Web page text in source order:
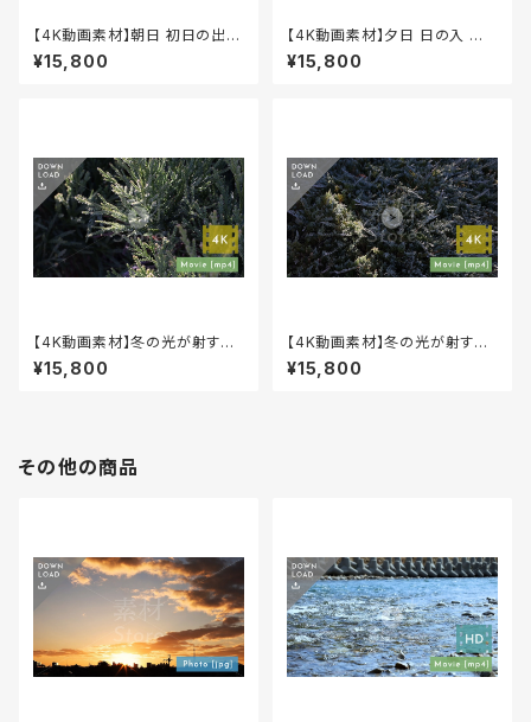
【4K動画素材】朝日 初日の出
早回し動画 自然風景映像 18秒
音声なし 4K-00004
¥15,800
【4K動画素材】夕日 日の入 日
没 自然風景映像 60秒 音声な
し 4K-00003
¥15,800
【4K動画素材】冬の光が射す植
物 自然風景映像 20秒 音声な
し 4K-00002
¥15,800
【4K動画素材】冬の光が射す植
物 自然風景映像 20秒 音声な
し 4K-00001
¥15,800
その他の商品